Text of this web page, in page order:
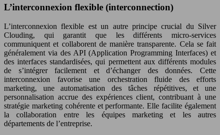
L’interconnexion flexible (interconnection)
L’interconnexion flexible est un autre principe crucial du Silver
Clouding, qui garantit que les différents micro-services
communiquent et collaborent de manière transparente. Cela se fait
généralement via des API (Application Programming Interfaces) et
des interfaces standardisées, qui permettent aux différents modules
de s’intégrer facilement et d’échanger des données. Cette
interconnexion favorise une orchestration fluide des efforts
marketing, une automatisation des tâches répétitives, et une
personnalisation accrue des expériences client, contribuant à une
stratégie marketing cohérente et performante. Elle facilite également
la collaboration entre les équipes marketing et les autres
départements de l’entreprise.